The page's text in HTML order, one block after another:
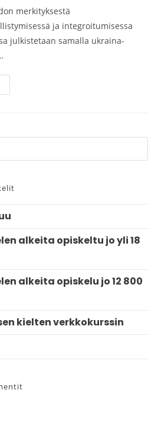
merkityksestä
ja integroitumisessa
julkistetaan samalla ukraina-
alkeita opiskeltu jo yli 18
alkeita opiskelu jo 12 800
kielten verkkokurssin